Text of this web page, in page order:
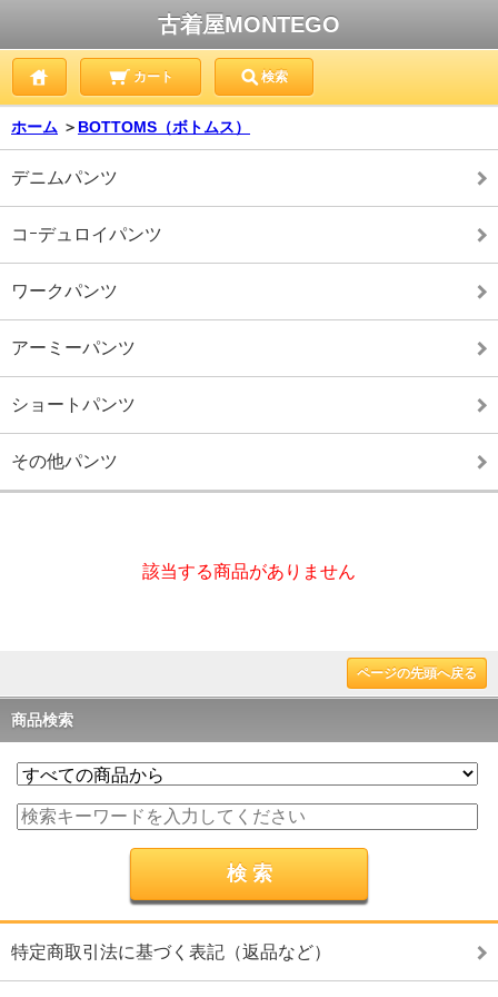
古着屋MONTEGO
カート 検索
ホーム ＞ BOTTOMS（ボトムス）
デニムパンツ
コｰデュロイパンツ
ワークパンツ
アーミーパンツ
ショートパンツ
その他パンツ
該当する商品がありません
ページの先頭へ戻る
商品検索
特定商取引法に基づく表記（返品など）